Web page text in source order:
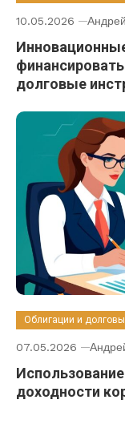
10.05.2026 Андрей
долговые
Облигации и
07.05.2026
доходности